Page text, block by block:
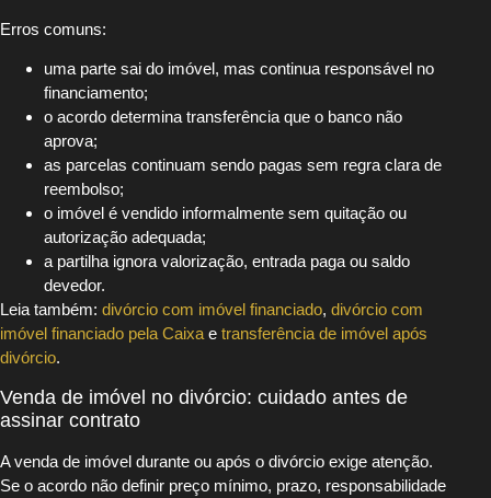
Erros comuns:
uma parte sai do imóvel, mas continua responsável no
financiamento;
o acordo determina transferência que o banco não
aprova;
as parcelas continuam sendo pagas sem regra clara de
reembolso;
o imóvel é vendido informalmente sem quitação ou
autorização adequada;
a partilha ignora valorização, entrada paga ou saldo
devedor.
Leia também: divórcio com imóvel financiado, divórcio com
imóvel financiado pela Caixa e transferência de imóvel após
divórcio.
Venda de imóvel no divórcio: cuidado antes de
assinar contrato
A venda de imóvel durante ou após o divórcio exige atenção.
Se o acordo não definir preço mínimo, prazo, responsabilidade